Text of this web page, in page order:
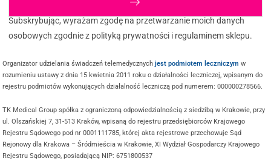
Subskrybując, wyrażam zgodę na przetwarzanie moich danych
osobowych zgodnie z polityką prywatności i regulaminem sklepu.
Organizator udzielania świadczeń telemedycznychjest podmiotem leczniczym w
rozumieniu ustawy z dnia 15 kwietnia 2011 roku o działalności leczniczej, wpisanym do
rejestru podmiotów wykonujących działalność leczniczą pod numerem: 000000278566.
TK Medical Group spółka z ograniczoną odpowiedzialnością z siedzibą w Krakowie, przy
ul. Olszańskiej 7, 31-513 Kraków, wpisaną do rejestru przedsiębiorców Krajowego
Rejestru Sądowego pod nr 0001111785, której akta rejestrowe przechowuje Sąd
Rejonowy dla Krakowa – Śródmieścia w Krakowie, XI Wydział Gospodarczy Krajowego
Rejestru Sądowego, posiadającą NIP: 6751800537